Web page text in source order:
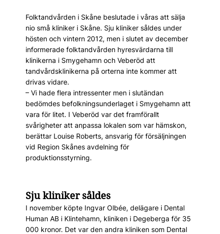
Folktandvården i Skåne beslutade i våras att sälja
nio små kliniker i Skåne. Sju kliniker såldes under
hösten och vintern 2012, men i slutet av december
informerade folktandvården hyresvärdarna till
klinikerna i Smygehamn och Veberöd att
tandvårdsklinikerna på orterna inte kommer att
drivas vidare.
– Vi hade flera intressenter men i slutändan
bedömdes befolkningsunderlaget i Smygehamn att
vara för litet. I Veberöd var det framförallt
svårigheter att anpassa lokalen som var hämskon,
berättar Louise Roberts, ansvarig för försäljningen
vid Region Skånes avdelning för
produktionsstyrning.
Sju kliniker såldes
I november köpte Ingvar Olbée, delägare i Dental
Human AB i Klintehamn, kliniken i Degeberga för 35
000 kronor. Det var den andra kliniken som Dental